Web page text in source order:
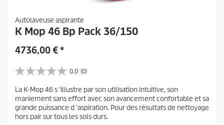
Autolaveuse aspirante
K Mop 46 Bp Pack 36/150
4736,00€*
0.0 (0)
0
0
s
u
r
La K-Mop 46 s 'illustre par son utilisation intuitive, son
maniement sans effort avec son avancement confortable et sa
grande puissance d 'aspiration. Pour des résultats de nettoyage
hors pair sur tous les sols durs.